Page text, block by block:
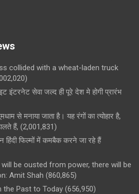
collided with a wheat-laden truck
इंटरनेट सेवा जल्द ही पूरे देश मे होगी प्रारंभ
से मनाया जाता है। यह रंगों का त्योहार है,
हैं, (2,001,831)
हिंदी फिल्मों में कमबैक करने जा रहे हैं
be ousted from power, there will be
Amit Shah (860,865)
the Past to Today (656,950)